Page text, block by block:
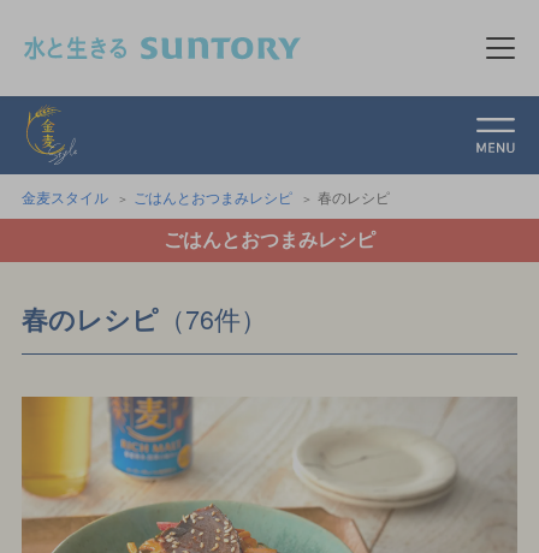
メ
金麦スタイル ごはんとおつまみレシピ 春のレシピ
ごはんとおつまみレシピ
春のレシピ（76件）